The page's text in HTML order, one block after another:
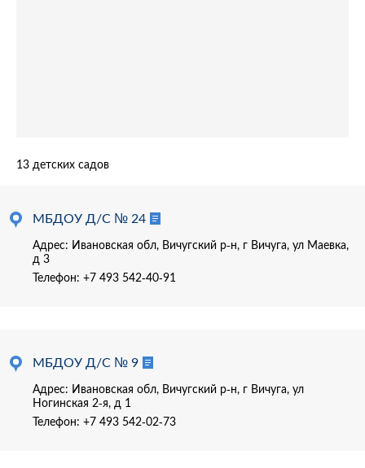
13 детских садов
МБДОУ Д/С № 24
Адрес: Ивановская обл, Вичугский р-н, г Вичуга, ул Маевка,
д 3
Телефон: +7 493 542-40-91
МБДОУ Д/С № 9
Адрес: Ивановская обл, Вичугский р-н, г Вичуга, ул
Ногинская 2-я, д 1
Телефон: +7 493 542-02-73